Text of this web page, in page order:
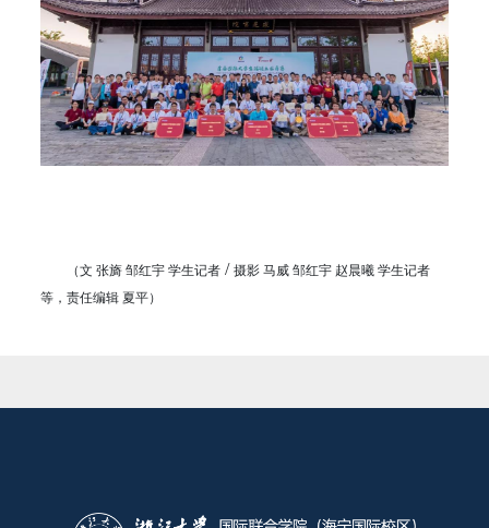
（文 张旖 邹红宇 学生记者/ 摄影 马威 邹红宇 赵晨曦 学生记者
等，责任编辑 夏平）